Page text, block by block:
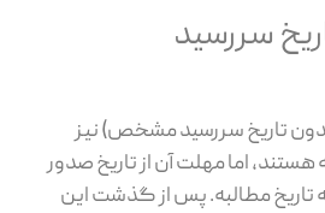
سررسید
تاریخ سررسید مشخص) نیز
۳ ساله هستند، اما مهلت آن از تاریخ صدور
مطالبه. پس از گذشت این